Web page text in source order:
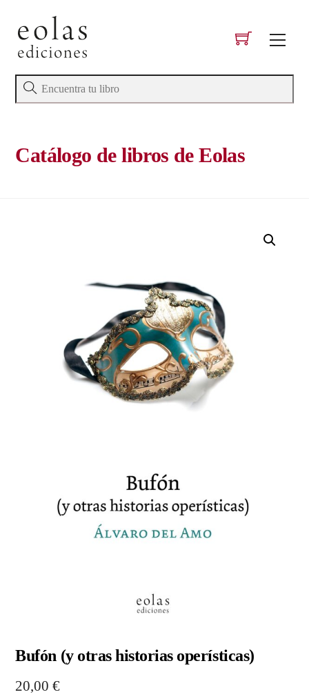
content
Catálogo de libros de Eolas
Bufón (y otras historias operísticas)
20,00€